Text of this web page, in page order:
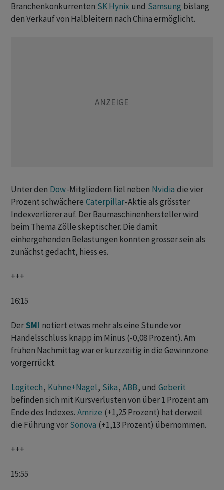
Branchenkonkurrenten SK Hynix und Samsung bislang
den Verkauf von Halbleitern nach China ermöglicht.
Unter den Dow-Mitgliedern fiel neben Nvidia die vier
Prozent schwächere Caterpillar-Aktie als grösster
Indexverlierer auf. Der Baumaschinenhersteller wird
beim Thema Zölle skeptischer. Die damit
einhergehenden Belastungen könnten grösser sein als
zunächst gedacht, hiess es.
+++
16:15
Der SMI notiert etwas mehr als eine Stunde vor
Handelsschluss knapp im Minus (-0,08 Prozent). Am
frühen Nachmittag war er kurzzeitig in die Gewinnzone
vorgerrückt.
Logitech, Kühne+Nagel, Sika, ABB, und Geberit
befinden sich mit Kursverlusten von über 1 Prozent am
Ende des Indexes. Amrize (+1,25 Prozent) hat derweil
die Führung vor Sonova (+1,13 Prozent) übernommen.
+++
15:55